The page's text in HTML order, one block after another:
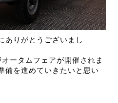
ありがとうございまし
ータムフェアが開催されま
備を進めていきたいと思い